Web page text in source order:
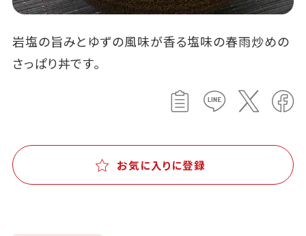
岩塩の旨みとゆずの風味が香る塩味の春雨炒めの
さっぱり丼です。
お気に入りに登録